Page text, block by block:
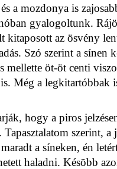
a mozdonya is
gyalogoltunk.
kitaposott az ösvény
Szó szerint a sínen
mellette öt-öt centi
Még a legkitartóbbak
hogy a piros
szerint, a
a síneken, én
haladni. Késõbb